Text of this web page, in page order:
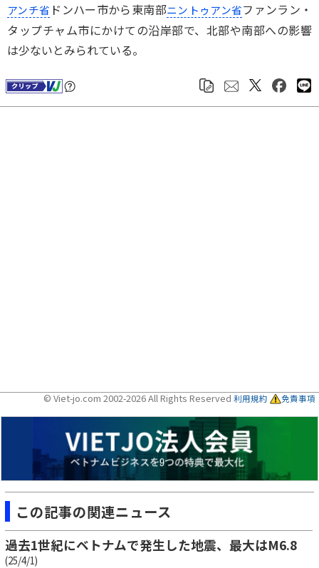
アンチ省 ドンハー市から東南部ニントゥアン省ファンラン・
タップチャム市にかけての沿岸部で、北部や南部への影響
は少ないとみられている。
© Viet-jo.com 2002-2026 All Rights Reserved 利用規約 免責事項
この記事の関連ニュース
過去1世紀にベトナムで発生した地震、最大はM6.8
(25/4/1)